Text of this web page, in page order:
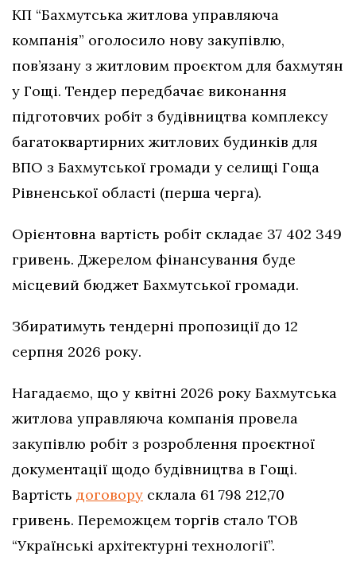
КП “Бахмутська житлова управляюча
компанія” оголосило нову закупівлю,
пов’язану з житловим проєктом для бахмутян
у Гощі. Тендер передбачає виконання
підготовчих робіт з будівництва комплексу
багатоквартирних житлових будинків для
ВПО з Бахмутської громади у селищі Гоща
Рівненської області (перша черга).
Орієнтовна вартість робіт складає 37 402 349
гривень. Джерелом фінансування буде
місцевий бюджет Бахмутської громади.
Збиратимуть тендерні пропозиції до 12
серпня 2026 року.
Нагадаємо, що у квітні 2026 року Бахмутська
житлова управляюча компанія провела
закупівлю робіт з розроблення проєктної
документації щодо будівництва в Гощі.
Вартість договору склала 61 798 212,70
гривень. Переможцем торгів стало ТОВ
“Українські архітектурні технології”.